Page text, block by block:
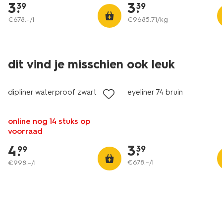
3.
39
€678.–/l
3.
39
€9685.71/kg
dit vind je misschien ook leuk
vegan
dipliner waterproof zwart
online nog 14 stuks op
voorraad
4.
99
€998.–/l
vegan
eyeliner 74 bruin
3.
39
€678.–/l